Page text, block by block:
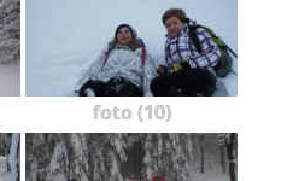
foto (10)